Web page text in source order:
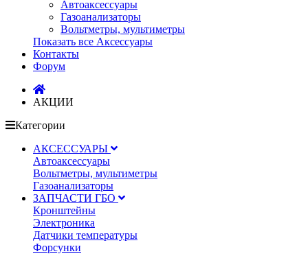
Автоаксессуары
Газоанализаторы
Вольтметры, мультиметры
Показать все Аксессуары
Контакты
Форум
АКЦИИ
Категории
АКСЕССУАРЫ
Автоаксессуары
Вольтметры, мультиметры
Газоанализаторы
ЗАПЧАСТИ ГБО
Кронштейны
Электроника
Датчики температуры
Форсунки